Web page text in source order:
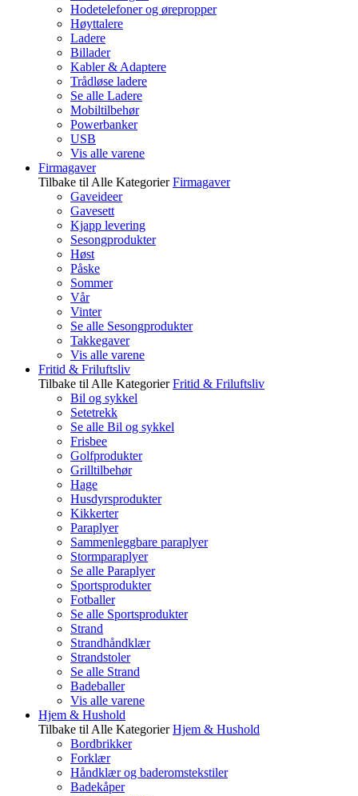
Hodetelefoner og ørepropper
Høyttalere
Ladere
Billader
Kabler & Adaptere
Trådløse ladere
Se alle Ladere
Mobiltilbehør
Powerbanker
USB
Vis alle varene
Firmagaver
Tilbake til Alle Kategorier Firmagaver
Gaveideer
Gavesett
Kjapp levering
Sesongprodukter
Høst
Påske
Sommer
Vår
Vinter
Se alle Sesongprodukter
Takkegaver
Vis alle varene
Fritid & Friluftsliv
Tilbake til Alle Kategorier Fritid & Friluftsliv
Bil og sykkel
Setetrekk
Se alle Bil og sykkel
Frisbee
Golfprodukter
Grilltilbehør
Hage
Husdyrsprodukter
Kikkerter
Paraplyer
Sammenleggbare paraplyer
Stormparaplyer
Se alle Paraplyer
Sportsprodukter
Fotballer
Se alle Sportsprodukter
Strand
Strandhåndklær
Strandstoler
Se alle Strand
Badeballer
Vis alle varene
Hjem & Hushold
Tilbake til Alle Kategorier Hjem & Hushold
Bordbrikker
Forklær
Håndklær og baderomstekstiler
Badekåper